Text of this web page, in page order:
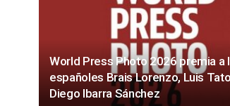
World Press Photo 2026 premia a
españoles Brais Lorenzo, Luis
Diego Ibarra Sánchez